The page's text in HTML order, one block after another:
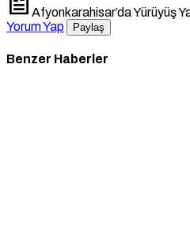
Afyonkarahisar’da Yürüyüş
Yorum Yap
Paylaş
Benzer Haberler